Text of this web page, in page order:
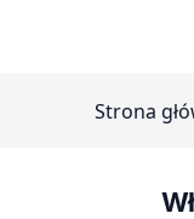
Strona